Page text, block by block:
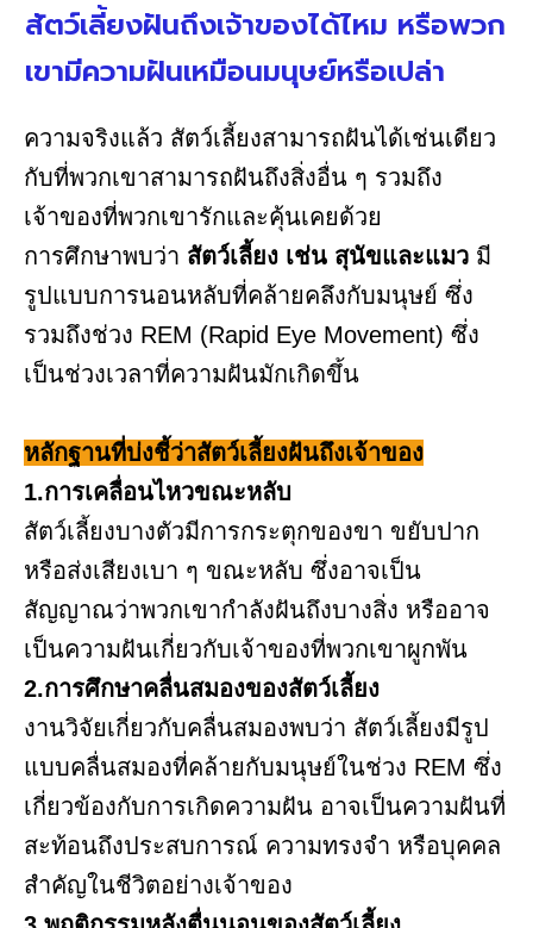
สัตว์เลี้ยงฝันถึงเจ้าของได้ไหม หรือพวก
เขามีความฝันเหมือนมนุษย์หรือเปล่า
ความจริงแล้ว สัตว์เลี้ยงสามารถฝันได้เช่นเดียว
กับที่พวกเขาสามารถฝันถึงสิ่งอื่น ๆ รวมถึง
เจ้าของที่พวกเขารักและคุ้นเคยด้วย
การศึกษาพบว่า สัตว์เลี้ยง เช่น สุนัขและแมว มี
รูปแบบการนอนหลับที่คล้ายคลึงกับมนุษย์ ซึ่ง
รวมถึงช่วง REM (Rapid Eye Movement) ซึ่ง
เป็นช่วงเวลาที่ความฝันมักเกิดขึ้น
หลักฐานที่บ่งชี้ว่าสัตว์เลี้ยงฝันถึงเจ้าของ
1.การเคลื่อนไหวขณะหลับ
สัตว์เลี้ยงบางตัวมีการกระตุกของขา ขยับปาก
หรือส่งเสียงเบา ๆ ขณะหลับ ซึ่งอาจเป็น
สัญญาณว่าพวกเขากำลังฝันถึงบางสิ่ง หรืออาจ
เป็นความฝันเกี่ยวกับเจ้าของที่พวกเขาผูกพัน
2.การศึกษาคลื่นสมองของสัตว์เลี้ยง
งานวิจัยเกี่ยวกับคลื่นสมองพบว่า สัตว์เลี้ยงมีรูป
แบบคลื่นสมองที่คล้ายกับมนุษย์ในช่วง REM ซึ่ง
เกี่ยวข้องกับการเกิดความฝัน อาจเป็นความฝันที่
สะท้อนถึงประสบการณ์ ความทรงจำ หรือบุคคล
สำคัญในชีวิตอย่างเจ้าของ